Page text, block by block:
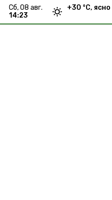
сб, 08 авг.
14:23
+30 °С, ясно